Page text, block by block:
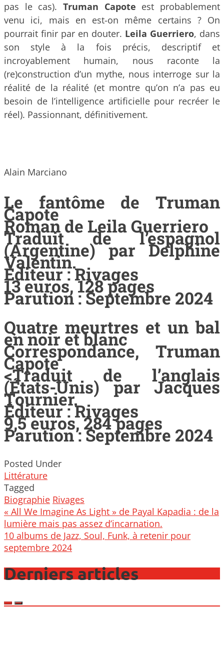
pas le cas). Truman Capote est probablement
venu ici, mais en est-on même certains ? On
pourrait finir par en douter. Leila Guerriero, dans
son style à la fois précis, descriptif et
incroyablement humain, nous raconte la
(re)construction d’un mythe, nous interroge sur la
réalité de la réalité (et montre qu’on n’a pas eu
besoin de l’intelligence artificielle pour recréer le
réel). Passionnant, définitivement.
Alain Marciano
Le fantôme de Truman
Capote
Roman de Leila Guerriero
Traduit de l’espagnol
(Argentine) par Delphine
Valentin.
Éditeur : Rivages
13 euros, 128 pages
Parution : Septembre 2024
Quatre meurtres et un bal
en noir et blanc
Correspondance, Truman
Capote
<Traduit de l’anglais
(États-Unis) par Jacques
Tournier.
Éditeur : Rivages
9,5 euros, 284 pages
Parution : Septembre 2024
Posted Under
Littérature
Tagged
Biographie Rivages
Post
navigation
« All We Imagine As Light » de Payal Kapadia : de la
lumière mais pas assez d’incarnation.
10 albums de Jazz, Soul, Funk, à retenir pour
septembre 2024
Derniers articles